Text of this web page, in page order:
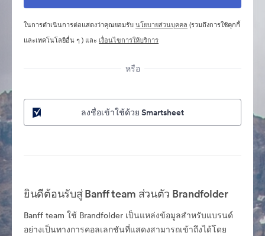
ในการดำเนินการต่อแสดงว่าคุณยอมรับนโยบายส่วนบุคคล (รวมถึงการใช้คุกกี้
และเทคโนโลยีอื่น ๆ ) และ เงื่อนไขการให้บริการ
หรือ
ลงชื่อเข้าใช้ด้วย Smartsheet
ยินดีต้อนรับสู่ Banff team ส่วนตัว Brandfolder
Banff team ใช้ Brandfolder เป็นแหล่งข้อมูลสำหรับแบรนด์
อย่างเป็นทางการคอลเลกชันที่แสดงสามารถเข้าถึงได้โดย